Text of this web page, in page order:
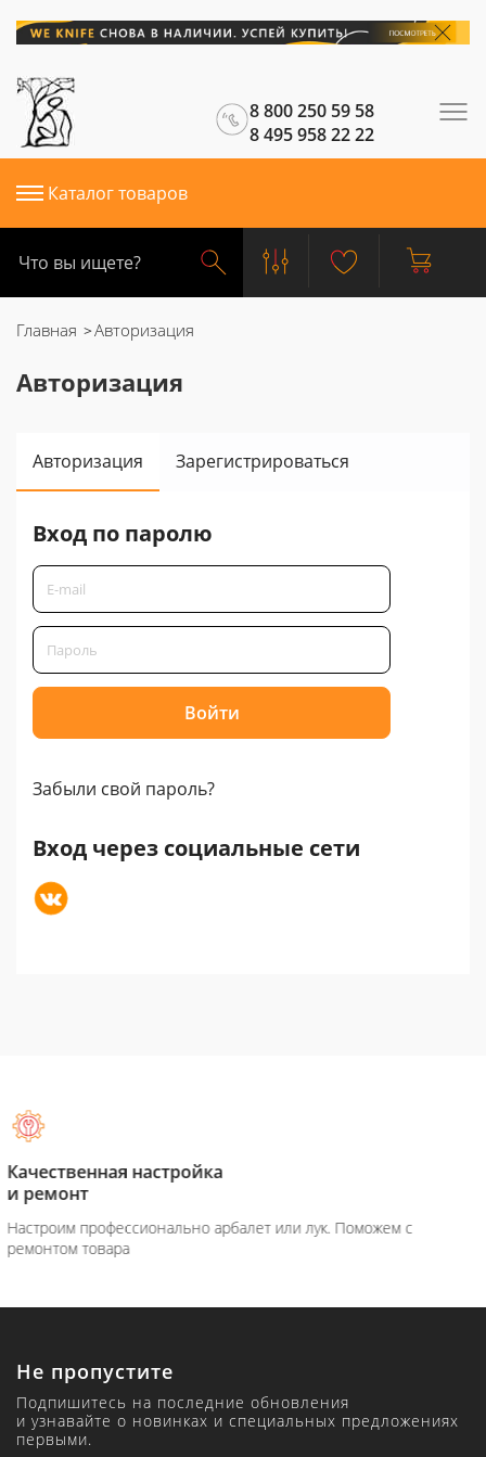
8 800 250 59 58
8 495 958 22 22
Каталог товаров
Главная Авторизация
Авторизация
Авторизация Зарегистрироваться
Вход по паролю
Забыли свой пароль?
Вход через социальные сети
Поможем с
Оплата при
Вы можете оплатить товар на сайте или
Не пропустите
Подпишитесь на последние обновления
и узнавайте о новинках и специальных предложениях
первыми.